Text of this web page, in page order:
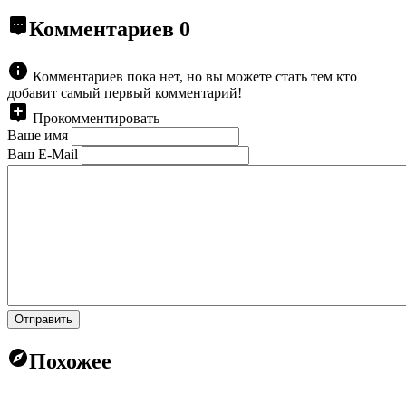
Комментариев 0
Комментариев пока нет, но вы можете стать тем кто
добавит самый первый комментарий!
Прокомментировать
Ваше имя
Ваш E-Mail
Отправить
Похожее